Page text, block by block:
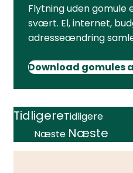
Flytning uden gomule
svært. El, internet,
adresseændring
Download gomules
TidligereTidligere
Næste Næste